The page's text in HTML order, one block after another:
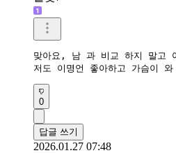
맞아요, 남 과 비교 하지 말고
저도 이명언 좋아하고 가슴이 와
0
답글 쓰기
2026.01.27 07:48